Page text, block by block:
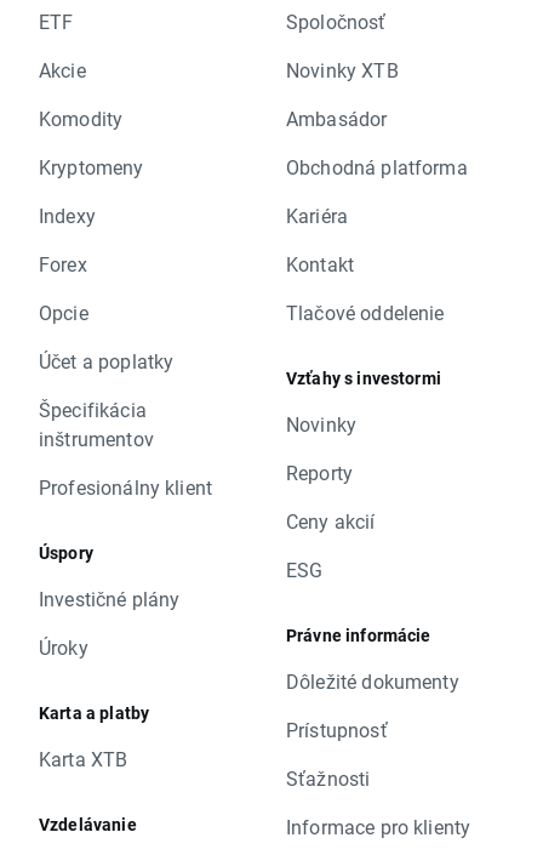
ETF
Akcie
Komodity
Kryptomeny
Indexy
Forex
Opcie
Účet a poplatky
Špecifikácia
inštrumentov
Profesionálny klient
Úspory
Investičné plány
Úroky
Karta a platby
Karta XTB
Vzdelávanie
Spoločnosť
Novinky XTB
Ambasádor
Obchodná platforma
Kariéra
Kontakt
Tlačové oddelenie
Vzťahy s investormi
Novinky
Reporty
Ceny akcií
ESG
Právne informácie
Dôležité dokumenty
Prístupnosť
Sťažnosti
Informace pro klienty